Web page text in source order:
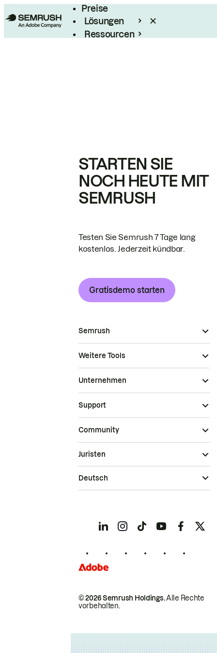
Preise
Lösungen
Ressourcen
STARTEN SIE
NOCH HEUTE MIT
SEMRUSH
Testen Sie Semrush 7 Tage lang
kostenlos. Jederzeit kündbar.
Gratisdemo starten
Semrush
Weitere Tools
Unternehmen
Support
Community
© 2026 Semrush Holdings.Alle Rechte
vorbehalten.
Juristen
Deutsch